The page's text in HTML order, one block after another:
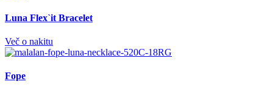
Luna Flex`it Bracelet
Več o nakitu
Fope